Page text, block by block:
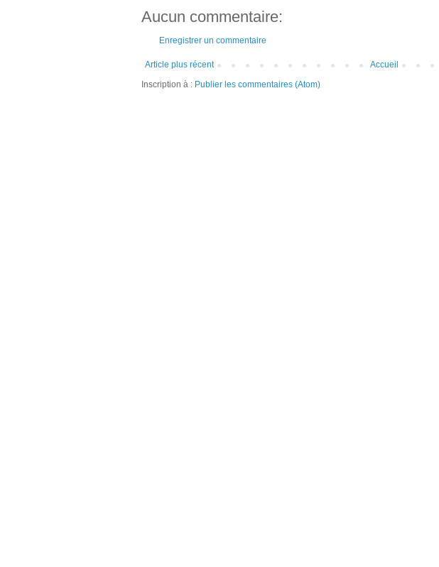
Aucun commentaire:
Enregistrer un commentaire
Article plus récent
Accueil
Inscription à : Publier les commentaires (Atom)